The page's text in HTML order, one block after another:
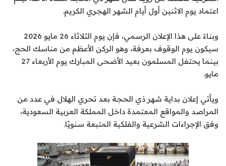
اعتماد يوم الاثنين أول أيام الشهر الهجري الكريم.
وبناءً على هذا الإعلان الرسمي، فإن يوم الثلاثاء 26 مايو 2026
سيكون يوم الوقوف بعرفة، وهو الركن الأعظم من مناسك الحج،
بينما يحتفل المسلمون بعيد الأضحى المبارك يوم الأربعاء 27
مايو.
ويأتي إعلان بداية شهر ذي الحجة بعد تحري الهلال في عدد من
المراصد والمواقع المعتمدة داخل المملكة العربية السعودية،
وفق الإجراءات الشرعية والفلكية المتبعة سنويًا.